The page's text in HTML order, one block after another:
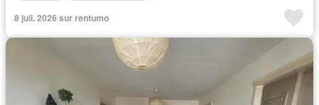
8 juil. 2026 sur rentumo